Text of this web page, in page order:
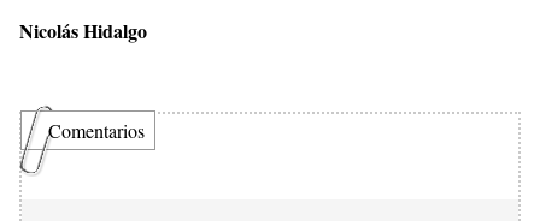
Nicolás Hidalgo
Comentarios